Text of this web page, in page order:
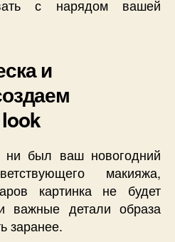
с нарядом вашей
и
был ваш новогодний
макияжа,
картинка не будет
важные детали образа
заранее.